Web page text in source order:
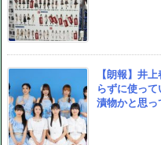
【朗報】井
らずに使っ
漬物かと思っ